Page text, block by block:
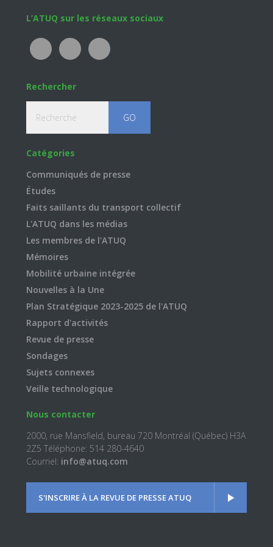
Footer
L’ATUQ sur les réseaux sociaux
Rechercher
Catégories
Communiqués de presse
Études
Faits saillants du transport collectif
L'ATUQ dans les médias
Les membres de l'ATUQ
Mémoires
Mobilité urbaine intégrée
Nouvelles à la Une
Plan Stratégique 2023-2025 de l'ATUQ
Rapport d'activités
Revue de presse
Sondages
Sujets connexes
Veille technologique
Nous contacter
2000, rue Mansfield, bureau 720 Montréal (Québec) H3A
2Z5 Téléphone: 514 280-4640
Courriel: info@atuq.com
S'INSCRIRE À LA REVUE DE PRESSE ATUQ